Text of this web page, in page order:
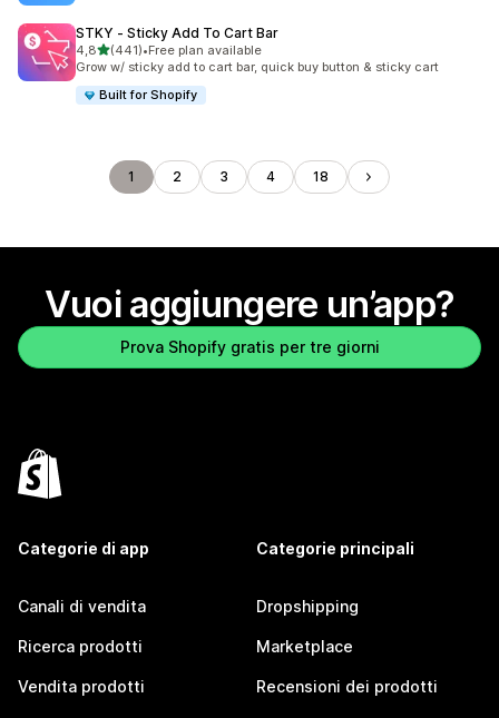
STKY ‑ Sticky Add To Cart Bar
4,8stelle su 5
(441)
441 recensioni totali
•Free plan available
Grow w/ sticky add to cart bar, quick buy button & sticky cart
Built for Shopify
1 2 3 4 18
Vuoi aggiungere un’app?
Prova Shopify gratis per tre giorni
Categorie di app
Canali di vendita
Ricerca prodotti
Vendita prodotti
Categorie principali
Dropshipping
Marketplace
Recensioni dei prodotti